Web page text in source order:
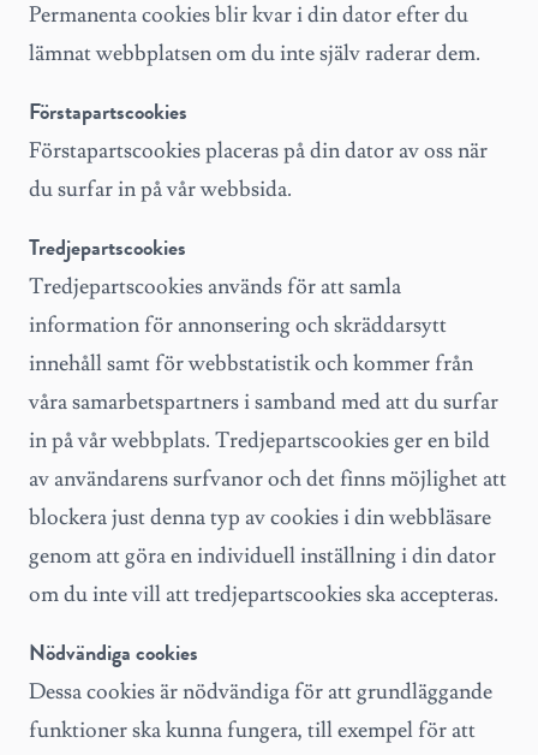
Permanenta cookies blir kvar i din dator efter du
lämnat webbplatsen om du inte själv raderar dem.
Förstapartscookies
Förstapartscookies placeras på din dator av oss när
du surfar in på vår webbsida.
Tredjepartscookies
Tredjepartscookies används för att samla
information för annonsering och skräddarsytt
innehåll samt för webbstatistik och kommer från
våra samarbetspartners i samband med att du surfar
in på vår webbplats. Tredjepartscookies ger en bild
av användarens surfvanor och det finns möjlighet att
blockera just denna typ av cookies i din webbläsare
genom att göra en individuell inställning i din dator
om du inte vill att tredjepartscookies ska accepteras.
Nödvändiga cookies
Dessa cookies är nödvändiga för att grundläggande
funktioner ska kunna fungera, till exempel för att